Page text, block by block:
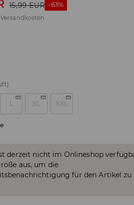
15,99 EUR -63%
Versandkosten
L XL XXL
derzeit nicht im Onlineshop
aus, um die
für den Artikel zu